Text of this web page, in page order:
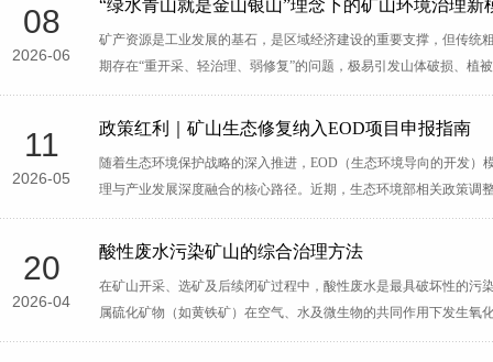
08
2026-06
“绿水青山就是金山银山”理念下的矿山环境治理新
矿产资源是工业发展的基石，是区域经济建设的重要支撑，但传统
期存在“重开采、轻治理、弱修复”的问题，极易引发山体破损、植
11
2026-05
政策红利｜矿山生态修复纳入EOD项目申报指南
随着生态环境保护战略的深入推进，EOD（生态环境导向的开发）
理与产业发展深度融合的核心路径。近期，生态环境部相关政策调
20
2026-04
酸性废水污染矿山的综合治理方法
在矿山开采、选矿及后续闭矿过程中，酸性废水是最具破坏性的污
属硫化矿物（如黄铁矿）在空气、水及微生物的共同作用下发生氧